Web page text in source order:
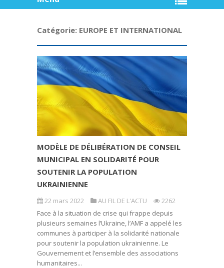
Catégorie: EUROPE ET INTERNATIONAL
MODÈLE DE DÉLIBÉRATION DE CONSEIL
MUNICIPAL EN SOLIDARITÉ POUR
SOUTENIR LA POPULATION
UKRAINIENNE
22 mars 2022 AU FIL DE L'ACTU
2262
Face à la situation de crise qui frappe depuis
plusieurs semaines l’Ukraine, l’AMF a appelé les
communes à participer à la solidarité nationale
pour soutenir la population ukrainienne. Le
Gouvernement et l’ensemble des associations
humanitaires...